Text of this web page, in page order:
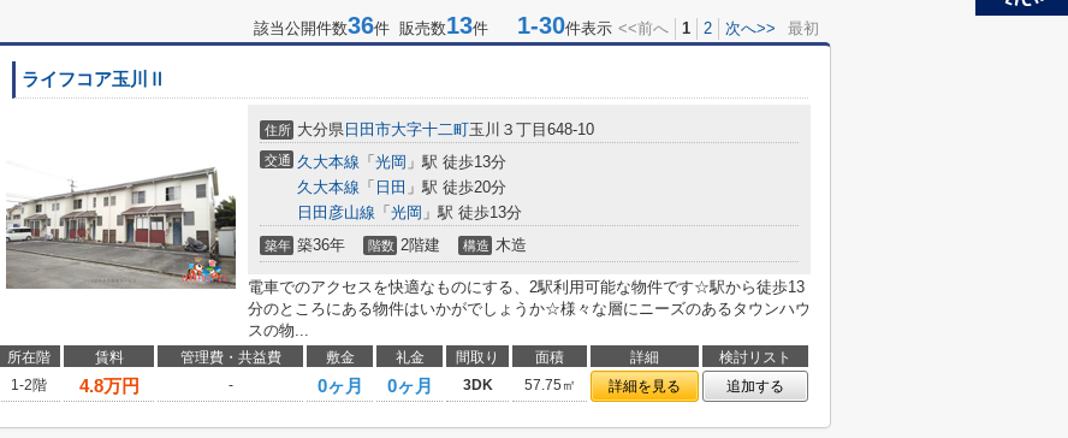
該当公開件数36件 販売数13件 1-30件表示 <<前へ 1 2 次へ>> 最初
ライフコア玉川Ⅱ
住所 大分県 日田市大字十二町玉川３丁目648-10
交通 久大本線 「 光岡 」駅 徒歩13分
久大本線 「 日田 」駅 徒歩20分
日田彦山線 「 光岡 」駅 徒歩13分
築年 築36年 階数 2階建 構造 木造
電車でのアクセスを快適なものにする、2駅利用可能な物件です☆駅から徒歩13
分のところにある物件はいかがでしょうか☆様々な層にニーズのあるタウンハウ
スの物...
所在階 賃料 管理費・共益費 敷金 礼金 間取り 面積 詳細
検討リスト
1-2階
4.8万円 - 0ヶ月 0ヶ月 3DK 57.75㎡ 詳細を見る 追加する